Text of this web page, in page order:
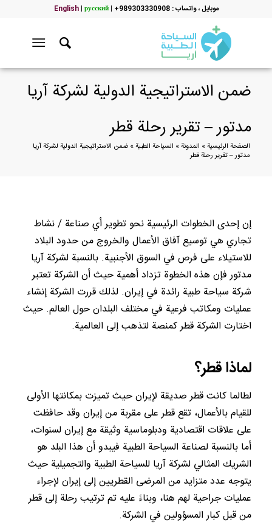
موبایل ، واتساب : 989303330908+ |
English| русский
ضمن الاستراتيجية الدولية لشركة آريا
مدتور – تقرير رحلة قطر
الصفحة الرئيسية» المدونة» السياحة الطبية» ضمن الاستراتيجية الدولية لشركة آريا
مدتور – تقرير رحلة قطر
إن إحدى الخطوات الرئيسية نحو تطوير أي صناعة / نشاط
تجاري هي توسيع آفاق الأعمال والخروج من حدود البلاد
للاستيلاء على فرص في السوق الأجنبية. بالنسبة لشركة آريا
مدتور فإن هذه الخطوة تزداد أهمية حيث أن الشركة تعتبر
شركة سياحة طبية رائدة في إيران. لذلك قررت الشركة إنشاء
عمليات ومكاتب فرعية في مختلف البلدان حول العالم. حيث
اختارت الشركة قطر كمنصة لتذهب إلى العالمية.
لماذا قطر؟
لطالما كانت قطر صديقة لإيران حيث تميزت بمكانتها الأولى
للقيام بالأعمال، تقع قطر على مقربة من إيران وقد حافظت
على علاقات اقتصادية ودبلوماسية وثيقة مع إيران لسنوات،
أما بالنسبة لصناعة السياحة الطبية فيبدو أن هذا البلد هو
الشريك المثالي لشركة آريا للسياحة الطبية والتجميلية حيث
يتوجه عدد متزايد من المرضى القطريين إلى إيران لإجراء
عمليات جراحية لهم هنا، وبناءً عليه تم ترتيب رحلة إلى قطر
من قبل كبار المسؤولين في الشركة.